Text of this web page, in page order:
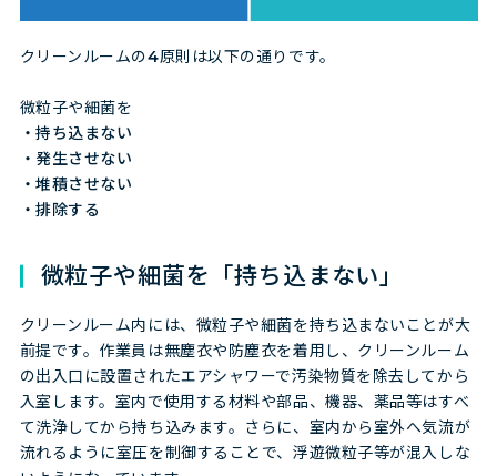
クリーンルームの4原則は以下の通りです。
微粒子や細菌を
・持ち込まない
・発生させない
・堆積させない
・排除する
微粒子や細菌を「持ち込まない」
クリーンルーム内には、微粒子や細菌を持ち込まないことが大
前提です。作業員は無塵衣や防塵衣を着用し、クリーンルーム
の出入口に設置されたエアシャワーで汚染物質を除去してから
入室します。室内で使用する材料や部品、機器、薬品等はすべ
て洗浄してから持ち込みます。さらに、室内から室外へ気流が
流れるように室圧を制御することで、浮遊微粒子等が混入しな